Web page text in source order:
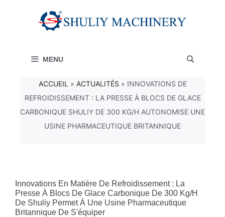
MENU
ACCUEIL » ACTUALITÉS » INNOVATIONS DE
REFROIDISSEMENT : LA PRESSE À BLOCS DE GLACE
CARBONIQUE SHULIY DE 300 KG/H AUTONOMISE UNE
USINE PHARMACEUTIQUE BRITANNIQUE
Innovations En Matière De Refroidissement : La
Presse À Blocs De Glace Carbonique De 300 Kg/h
De Shuliy Permet À Une Usine Pharmaceutique
Britannique De S'équiper